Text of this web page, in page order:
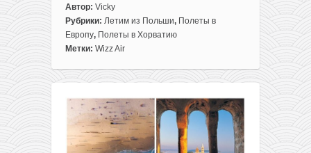
к
записи
Летние
билеты
Варшавы
Хорватию
Черногорию
всего
Автор: Vicky
Рубрики: Летим из Польши, Полеты в
Европу, Полеты в Хорватию
Метки: Wizz Air